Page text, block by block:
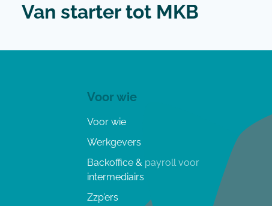
Van starter tot MKB
Voor wie
Voor wie
Werkgevers
Backoffice & payroll voor
intermediairs
Zzp’ers